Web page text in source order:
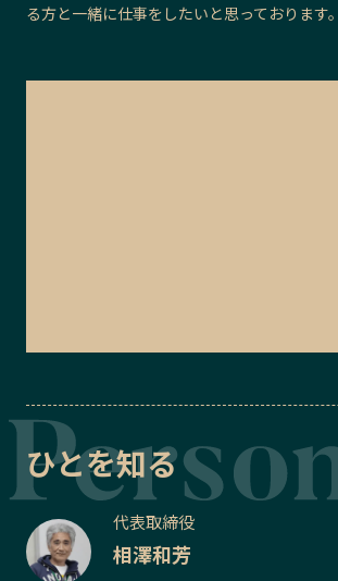
る方と一緒に仕事をしたいと思っております。
ひとを知る
代表取締役
相澤和芳